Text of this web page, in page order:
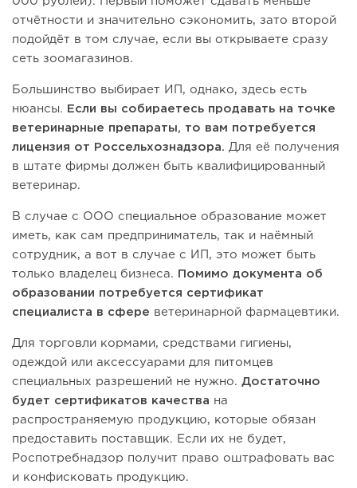
отчётности и значительно сэкономить, зато второй
подойдёт в том случае, если вы открываете сразу
сеть зоомагазинов.
Большинство выбирает ИП, однако, здесь есть
нюансы.
Если вы собираетесь продавать на точке
ветеринарные препараты, то вам потребуется
лицензия от Россельхознадзора. Для её получения
в штате фирмы должен быть квалифицированный
ветеринар.
В случае с ООО специальное образование может
иметь, как сам предприниматель, так и наёмный
сотрудник, а вот в случае с ИП, это может быть
только владелец бизнеса.
Помимо документа об
образовании потребуется сертификат
специалиста в сфере ветеринарной фармацевтики.
Для торговли кормами, средствами гигиены,
одеждой или аксессуарами для питомцев
специальных разрешений не нужно. Достаточно
будет сертификатов качества на
распространяемую продукцию, которые обязан
предоставить поставщик. Если их не будет,
Роспотребнадзор получит право оштрафовать вас
и конфисковать продукцию.